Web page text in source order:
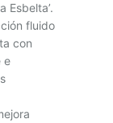
Esbelta’.
fluido
con
e